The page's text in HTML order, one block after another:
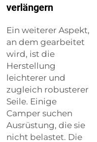
verlängern
Ein weiterer Aspekt,
an dem gearbeitet
wird, ist die
Herstellung
leichterer und
zugleich robusterer
Seile. Einige
Camper suchen
Ausrüstung, die sie
nicht belastet. Die